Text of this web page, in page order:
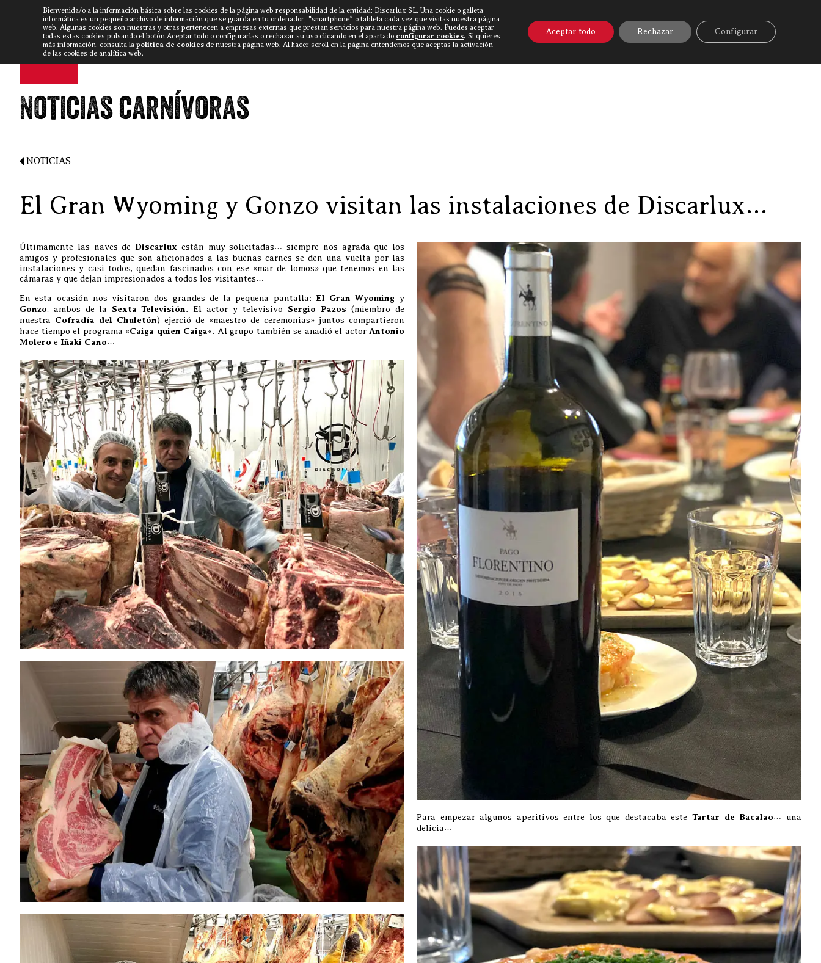
DISCARLUX▼ NOTICIAS VÍDEOS FISTERRA BOVINE WORLD▼ CONTACTO
Noticias carnívoras
NOTICIAS
El Gran Wyoming y Gonzo visitan las instalaciones de Discarlux…
Últimamente las naves de Discarlux están muy solicitadas… siempre nos agrada que los
amigos y profesionales que son aficionados a las buenas carnes se den una vuelta por las
instalaciones y casi todos, quedan fascinados con ese «mar de lomos» que tenemos en las
cámaras y que dejan impresionados a todos los visitantes…
En esta ocasión nos visitaron dos grandes de la pequeña pantalla: El Gran Wyoming y
Gonzo, ambos de la Sexta Televisión. El actor y televisivo Sergio Pazos (miembro de
nuestra Cofradía del Chuletón) ejerció de «maestro de ceremonias» juntos compartieron
hace tiempo el programa «Caiga quien Caiga«. Al grupo también se añadió el actor Antonio
Molero e Iñaki Cano…
Para empezar algunos aperitivos entre los que destacaba este Tartar de Bacalao… una
delicia…
Bienvenida/o a la información básica sobre las cookies de la página web responsabilidad de la entidad: Discarlux SL. Una cookie o galleta
informática es un pequeño archivo de información que se guarda en tu ordenador, “smartphone” o tableta cada vez que visitas nuestra página
web. Algunas cookies son nuestras y otras pertenecen a empresas externas que prestan servicios para nuestra página web. Puedes aceptar
todas estas cookies pulsando el botón Aceptar todo o configurarlas o rechazar su uso clicando en el apartado configurar cookies. Si quieres
más información, consulta la política de cookies de nuestra página web. Al hacer scroll en la página entendemos que aceptas la activación
de las cookies de analítica web.
Aceptar todo Rechazar Configurar